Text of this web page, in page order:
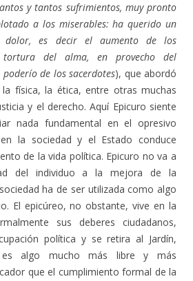
y tantos sufrimientos, muy pronto
a los miserables: ha querido un
dolor, es decir el aumento de los
tortura del alma, en provecho del
de los sacerdotes), que abordó
física, la ética, entre otras muchas
y el derecho. Aquí Epicuro siente
nada fundamental en el opresivo
la sociedad y el Estado conduce
de la vida política. Epicuro no va a
del individuo a la mejora de la
ha de ser utilizada como algo
El epicúreo, no obstante, vive en la
sus deberes ciudadanos,
política y se retira al Jardín,
algo mucho más libre y más
que el cumplimiento formal de la